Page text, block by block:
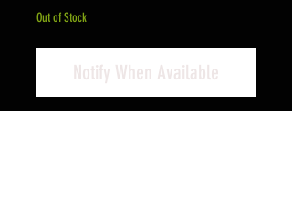
Out of Stock
Notify When Available